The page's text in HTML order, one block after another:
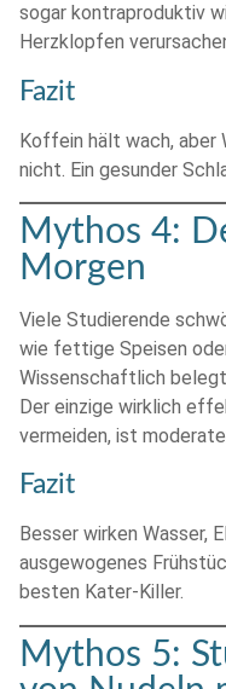
sogar kontraproduktiv
Herzklopfen
Fazit
Koffein hält wach, aber
nicht. Ein gesunder
Mythos 4:
Morgen
Viele Studierende
wie fettige Speisen
Wissenschaftlich
Der einzige wirklich
vermeiden, ist
Fazit
Besser wirken Wasser,
ausgewogenes
besten Kater-Killer.
Mythos 5: